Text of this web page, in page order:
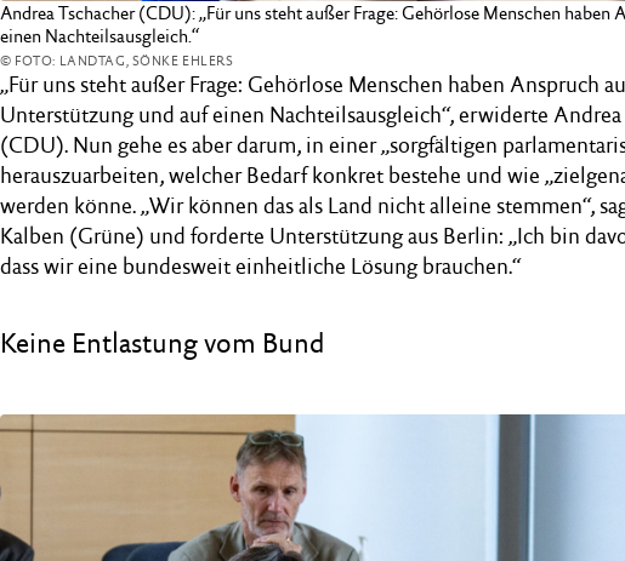
Andrea Tschacher (CDU): „Für uns steht außer Frage: Gehörlose Menschen
einen Nachteilsausgleich.“
© FOTO: LANDTAG, SÖNKE EHLERS
„Für uns steht außer Frage: Gehörlose Menschen haben Anspruch
Unterstützung und auf einen Nachteilsausgleich“, erwiderte Andrea
(CDU). Nun gehe es aber darum, in einer „sorgfältigen
herauszuarbeiten, welcher Bedarf konkret bestehe und wie
werden könne. „Wir können das als Land nicht alleine stemmen“,
Kalben (Grüne) und forderte Unterstützung aus Berlin: „Ich bin
dass wir eine bundesweit einheitliche Lösung brauchen.“
Keine Entlastung vom Bund